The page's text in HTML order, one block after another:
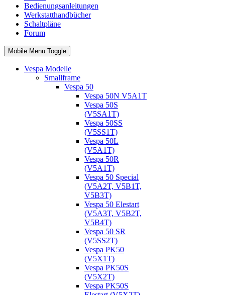
Bedienungsanleitungen
Werkstatthandbücher
Schaltpläne
Forum
Mobile Menu Toggle
Vespa Modelle
Smallframe
Vespa 50
Vespa 50N V5A1T
Vespa 50S
(V5SA1T)
Vespa 50SS
(V5SS1T)
Vespa 50L
(V5A1T)
Vespa 50R
(V5A1T)
Vespa 50 Special
(V5A2T, V5B1T,
V5B3T)
Vespa 50 Elestart
(V5A3T, V5B2T,
V5B4T)
Vespa 50 SR
(V5SS2T)
Vespa PK50
(V5X1T)
Vespa PK50S
(V5X2T)
Vespa PK50S